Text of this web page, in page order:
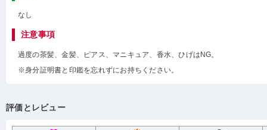
なし
注意事項
過度の茶髪、金髪、ピアス、マニキュア、香水、ひげはNG。
※身分証明書と印鑑を忘れずにお持ちください。
評価とレビュー